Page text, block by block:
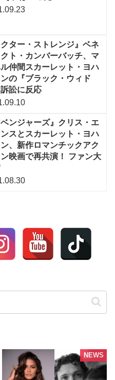
クター・ストレンジ』ベネ
ト・カンバーバッチ、マ
仲間スカーレット・ヨハ
の『ブラック・ウィド
訟に反応
ベンジャーズ』クリス・エ
スとスカーレット・ヨハ
、新作ロマンチックアク
映画で再共演！ ファン大
NEWS